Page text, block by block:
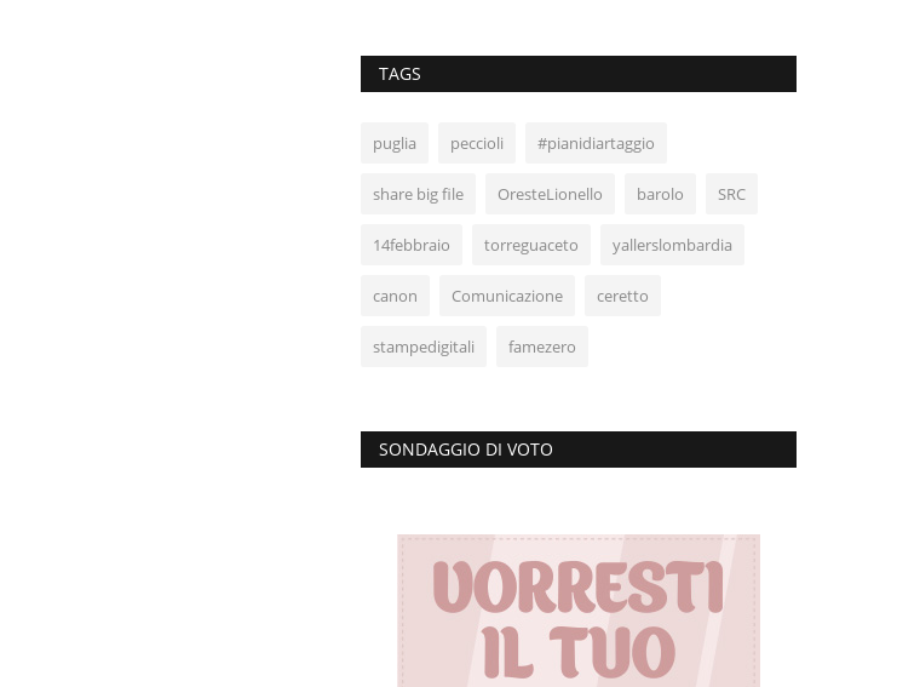
TAGS
puglia peccioli #pianidiartaggio
share big file OresteLionello barolo SRC
14febbraio torreguaceto yallerslombardia
canon Comunicazione ceretto
stampedigitali famezero
SONDAGGIO DI VOTO